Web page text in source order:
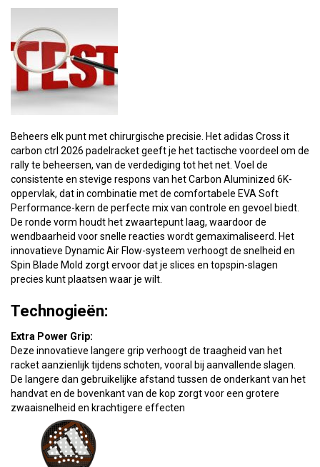
Beheers elk punt met chirurgische precisie. Het adidas Cross it
carbon ctrl 2026 padelracket geeft je het tactische voordeel om de
rally te beheersen, van de verdediging tot het net. Voel de
consistente en stevige respons van het Carbon Aluminized 6K-
oppervlak, dat in combinatie met de comfortabele EVA Soft
Performance-kern de perfecte mix van controle en gevoel biedt.
De ronde vorm houdt het zwaartepunt laag, waardoor de
wendbaarheid voor snelle reacties wordt gemaximaliseerd. Het
innovatieve Dynamic Air Flow-systeem verhoogt de snelheid en
Spin Blade Mold zorgt ervoor dat je slices en topspin-slagen
precies kunt plaatsen waar je wilt.
Technogieën:
Extra Power Grip:
Deze innovatieve langere grip verhoogt de traagheid van het
racket aanzienlijk tijdens schoten, vooral bij aanvallende slagen.
De langere dan gebruikelijke afstand tussen de onderkant van het
handvat en de bovenkant van de kop zorgt voor een grotere
zwaaisnelheid en krachtigere effecten